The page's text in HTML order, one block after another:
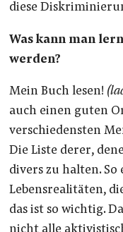
diese
Was kann man
werden?
Mein Buch lesen!
auch einen guten
verschiedensten
Die Liste derer,
divers zu halten.
Lebensrealitäten,
das ist so wichtig.